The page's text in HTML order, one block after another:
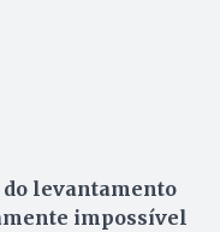
levantamento
impossível